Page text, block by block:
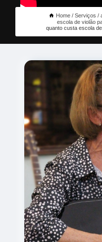
Home Serviços
escola de violão
quanto custa escola